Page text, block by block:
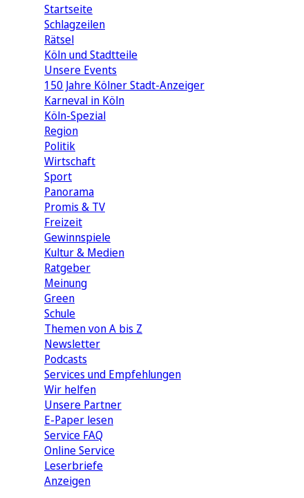
Startseite
Schlagzeilen
Rätsel
Köln und Stadtteile
Unsere Events
150 Jahre Kölner Stadt-Anzeiger
Karneval in Köln
Köln-Spezial
Region
Politik
Wirtschaft
Sport
Panorama
Promis & TV
Freizeit
Gewinnspiele
Kultur & Medien
Ratgeber
Meinung
Green
Schule
Themen von A bis Z
Newsletter
Podcasts
Services und Empfehlungen
Wir helfen
Unsere Partner
E-Paper lesen
Service FAQ
Online Service
Leserbriefe
Anzeigen